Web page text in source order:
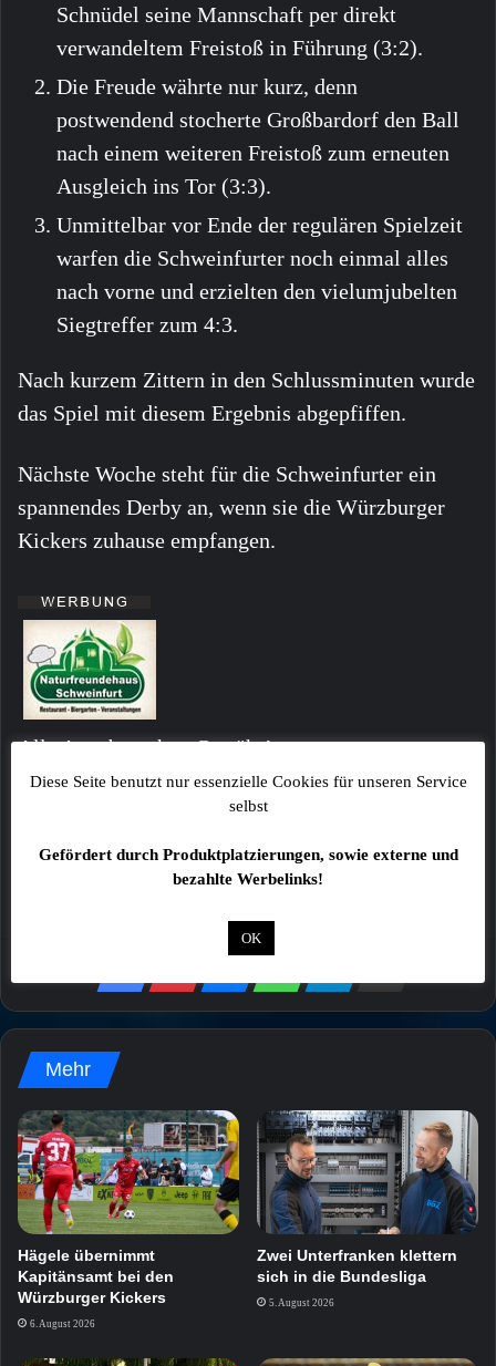
Schnüdel seine Mannschaft per direkt
verwandeltem Freistoß in Führung (3:2).
Die Freude währte nur kurz, denn
postwendend stocherte Großbardorf den Ball
nach einem weiteren Freistoß zum erneuten
Ausgleich ins Tor (3:3).
Unmittelbar vor Ende der regulären Spielzeit
warfen die Schweinfurter noch einmal alles
nach vorne und erzielten den vielumjubelten
Siegtreffer zum 4:3.
Nach kurzem Zittern in den Schlussminuten wurde
das Spiel mit diesem Ergebnis abgepfiffen.
Nächste Woche steht für die Schweinfurter ein
spannendes Derby an, wenn sie die Würzburger
Kickers zuhause empfangen.
Alle Angaben ohne Gewähr!
Fotos sind ggf. beispielhafte Symbolbilder!
Kommentare von Lesern stellen keinesfalls die
Meinung der Redaktion dar!
Mehr
Hägele übernimmt
Kapitänsamt bei den
Würzburger Kickers
6. August 2026
Zwei Unterfranken klettern
sich in die Bundesliga
5. August 2026
Diese Seite benutzt nur essenzielle Cookies für unseren Service
selbst
Gefördert durch Produktplatzierungen, sowie externe und
bezahlte Werbelinks!
OK